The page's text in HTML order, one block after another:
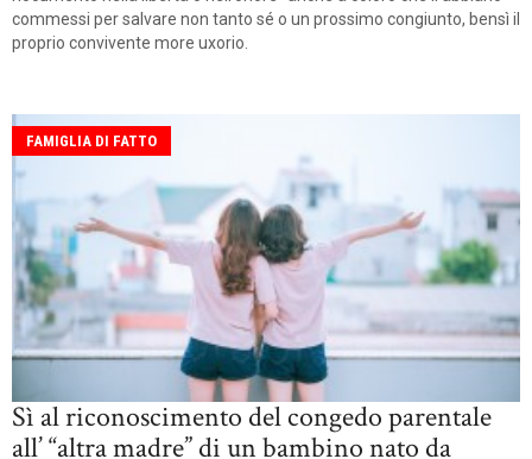
commessi per salvare non tanto sé o un prossimo congiunto, bensì il
proprio convivente more uxorio.
FAMIGLIA DI FATTO
Sì al riconoscimento del congedo parentale
all’ “altra madre” di un bambino nato da